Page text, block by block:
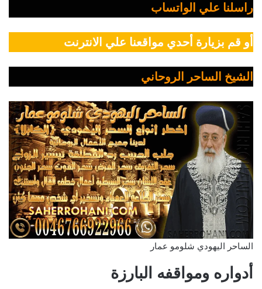
راسلنا علي الواتساب
أو قم بزيارة أحدي مواقعنا علي الانترنت
الشيخ الساحر الروحاني
الساحر اليهودي شلومو عمار
أدواره ومواقفه البارزة